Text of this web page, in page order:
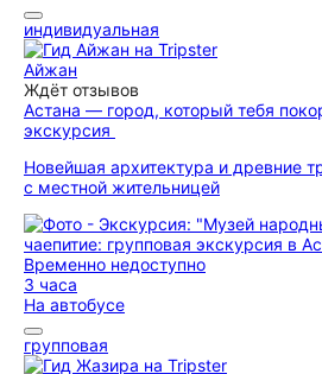
индивидуальная
Айжан
Ждёт отзывов
Астана — город, который тебя
экскурсия
Новейшая архитектура и древние
с местной жительницей
Временно недоступно
3 часа
На автобусе
групповая